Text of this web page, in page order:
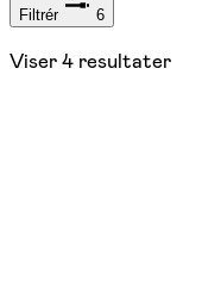
Filtrér 6
Viser4 resultater